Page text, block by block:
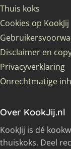
Thuis koks
Cookies op KookJij
Disclaimer en
Privacyverklaring
Onrechtmatige
Over KookJij.nl
KookJij is dé
thuiskoks. Deel